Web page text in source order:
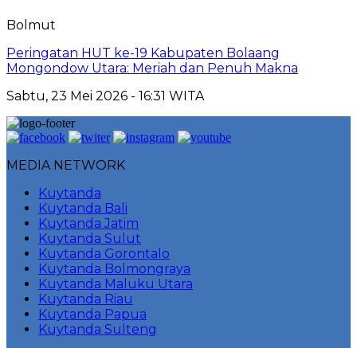
Bolmut
Peringatan HUT ke-19 Kabupaten Bolaang
Mongondow Utara: Meriah dan Penuh Makna
Sabtu, 23 Mei 2026 - 16:31 WITA
MEDIA NETWORK
Kuytanda
Kuytanda Bali
Kuytanda Jatim
Kuytanda Sulut
Kuytanda Gorontalo
Kuytanda Bolmongraya
Kuytanda Maluku Utara
Kuytanda Riau
Kuytanda Papua
Kuytanda Sulteng